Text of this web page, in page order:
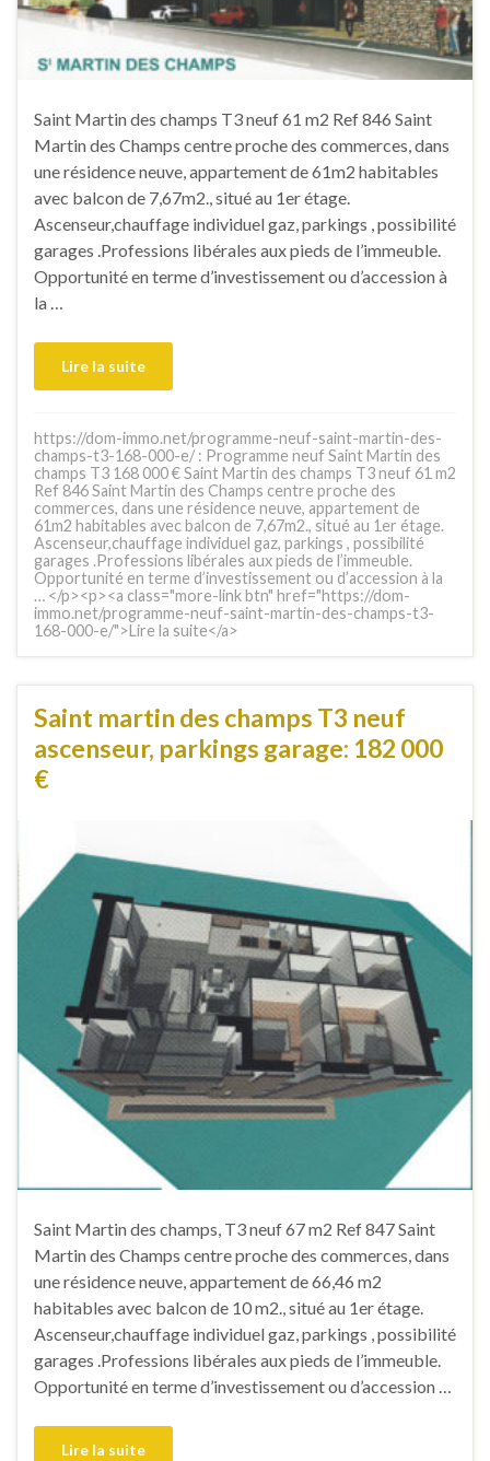
Saint Martin des champs T3 neuf 61 m2 Ref 846 Saint
Martin des Champs centre proche des commerces, dans
une résidence neuve, appartement de 61m2 habitables
avec balcon de 7,67m2., situé au 1er étage.
Ascenseur,chauffage individuel gaz, parkings , possibilité
garages .Professions libérales aux pieds de l’immeuble.
Opportunité en terme d’investissement ou d’accession à
la …
Lire la suite
https://dom-immo.net/programme-neuf-saint-martin-des-
champs-t3-168-000-e/ : Programme neuf Saint Martin des
champs T3 168 000 € Saint Martin des champs T3 neuf 61 m2
Ref 846 Saint Martin des Champs centre proche des
commerces, dans une résidence neuve, appartement de
61m2 habitables avec balcon de 7,67m2., situé au 1er étage.
Ascenseur,chauffage individuel gaz, parkings , possibilité
garages .Professions libérales aux pieds de l’immeuble.
Opportunité en terme d’investissement ou d’accession à la
… </p><p><a class="more-link btn" href="https://dom-
immo.net/programme-neuf-saint-martin-des-champs-t3-
168-000-e/">Lire la suite</a>
Saint martin des champs T3 neuf
ascenseur, parkings garage: 182 000
€
Saint Martin des champs, T3 neuf 67 m2 Ref 847 Saint
Martin des Champs centre proche des commerces, dans
une résidence neuve, appartement de 66,46 m2
habitables avec balcon de 10 m2., situé au 1er étage.
Ascenseur,chauffage individuel gaz, parkings , possibilité
garages .Professions libérales aux pieds de l’immeuble.
Opportunité en terme d’investissement ou d’accession …
Lire la suite